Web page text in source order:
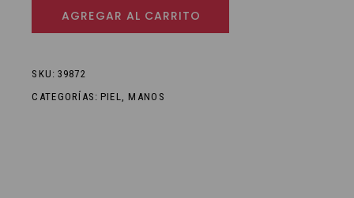
AGREGAR AL CARRITO
SKU: 39872
CATEGORÍAS: PIEL ,MANOS